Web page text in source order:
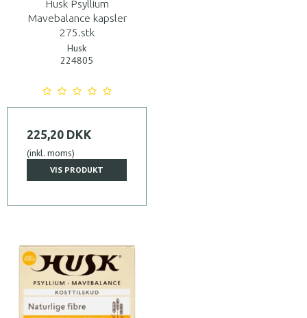
Husk Psyllium
Mavebalance kapsler
275.stk
Husk
224805
225,20 DKK
(inkl. moms)
VIS PRODUKT